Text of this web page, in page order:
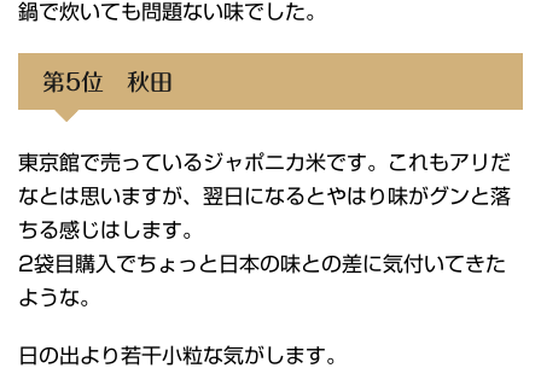
鍋で炊いても問題ない味でした。
第5位 秋田
東京館で売っているジャポニカ米です。これもアリだ
なとは思いますが、翌日になるとやはり味がグンと落
ちる感じはします。
2袋目購入でちょっと日本の味との差に気付いてきた
ような。
日の出より若干小粒な気がします。